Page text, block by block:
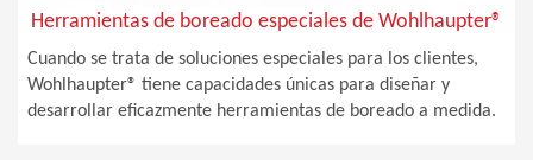
Herramientas de boreado especiales de Wohlhaupter®
Cuando se trata de soluciones especiales para los clientes,
Wohlhaupter® tiene capacidades únicas para diseñar y
desarrollar eficazmente herramientas de boreado a medida.